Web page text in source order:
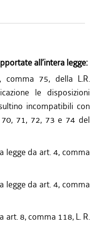
all’intera legge:
75, della L.R.
le disposizioni
incompatibili con
71, 72, 73 e 74 del
legge da art. 4, comma
legge da art. 4, comma
8, comma 118, L. R.